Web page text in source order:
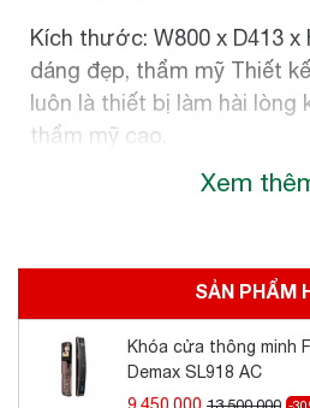
Kích thước: W800 x D413 x
dáng đẹp, thẩm mỹ Thiết
luôn là thiết bị làm hài lòng
thẩm mỹ cao.
- Thiết kế thép không gỉ
thiết bị khác, làm nổi bật
- Động cơ 4 tốc độ Động
công suất lớn, đảm bảo
được hút sạch nhanh chóng.
Xem
SẢN PHẨM
Khóa cửa thông minh
Demax SL918 AC